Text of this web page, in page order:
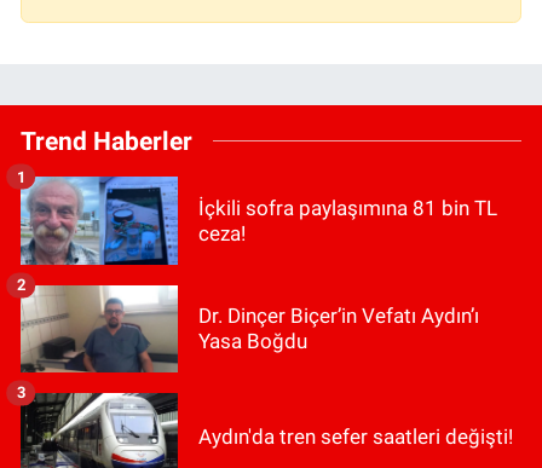
Trend Haberler
İçkili sofra paylaşımına 81 bin TL
ceza!
1
Dr. Dinçer Biçer’in Vefatı Aydın’ı
Yasa Boğdu
2
Aydın'da tren sefer saatleri değişti!
3